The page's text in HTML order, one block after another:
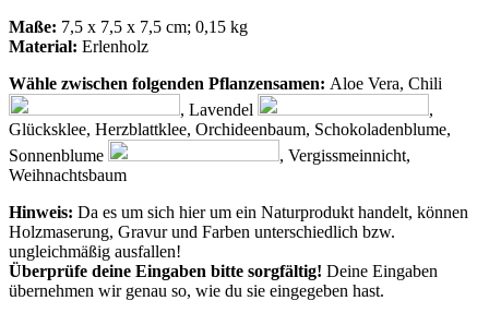
Maße: 7,5 x 7,5 x 7,5 cm; 0,15 kg
Material: Erlenholz
Wähle zwischen folgenden Pflanzensamen: Aloe Vera, Chili
, Lavendel
,
Glücksklee, Herzblattklee, Orchideenbaum, Schokoladenblume,
Sonnenblume
, Vergissmeinnicht,
Weihnachtsbaum
Hinweis: Da es um sich hier um ein Naturprodukt handelt, können
Holzmaserung, Gravur und Farben unterschiedlich bzw.
ungleichmäßig ausfallen!
Überprüfe deine Eingaben bitte sorgfältig! Deine Eingaben
übernehmen wir genau so, wie du sie eingegeben hast.